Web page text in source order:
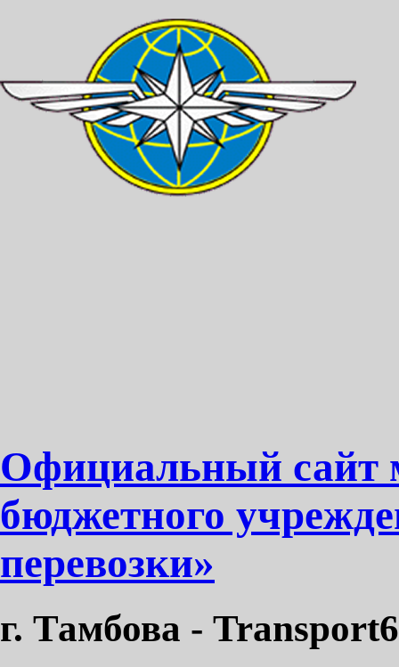
Официальный сайт
бюджетного
перевозки»
г. Тамбова -